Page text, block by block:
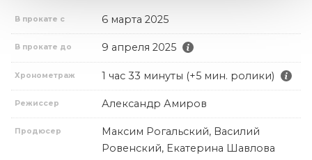
В прокате с 6 марта 2025
В прокате до 9 апреля 2025
Хронометраж 1 час 33 минуты (+5 мин. ролики)
Режиссер Александр Амиров
Продюсер
Максим Рогальский, Василий
Ровенский, Екатерина Шавлова